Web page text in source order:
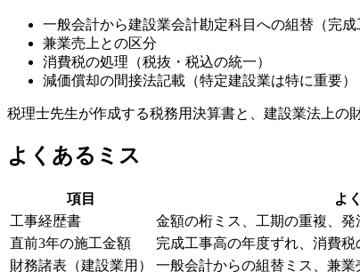
一般会計から建設業会計勘定科目への組替（完
兼業売上との区分
消費税の処理（税抜・税込の統一）
減価償却の間接法記載（特定建設業は特に重要）
税理士先生が作成する税務用決算書と、建設業法上の
よくあるミス
項目
よ
工事経歴書
金額の桁ミス、工期の重複、
直前3年の施工金額
完成工事高の年度ずれ、消費税
財務諸表（建設業用）
一般会計からの組替ミス、兼業